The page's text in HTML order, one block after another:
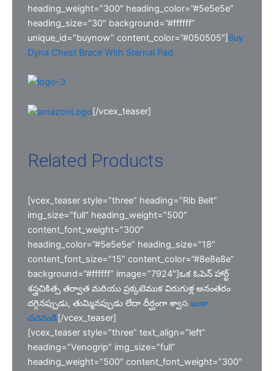
heading_weight=”300″ heading_color=”#5e5e5e”
heading_size=”30″ background=”#ffffff”
unique_id=”buynow” content_color=”#050505″]Buy
Dyna Chest Brace With Sternal Pad
[/vcex_teaser]
Related Products
[vcex_teaser style=”three” heading=”Rib Belt”
img_size=”full” heading_weight=”500″
content_font_weight=”300″
heading_color=”#5e5e5e” heading_size=”18″
content_font_size=”15″ content_color=”#8e8e8e”
background=”#ffffff” image=”7924″]ఒక ఓపెన్ హార్ట్
శస్త్రచికిత్స తర్వాత మరియు ప్రక్కటెముక విరుగుళ్ల అనంతరం
దగ్గినప్పుడు, తుమ్మినప్పుడు లేదా దీర్ఘంగా శ్వాస ఇంకా
చదవండి[/vcex_teaser]
[vcex_teaser style=”three” text_align=”left”
heading=”Venogrip” img_size=”full”
heading_weight=”500″ content_font_weight=”300″